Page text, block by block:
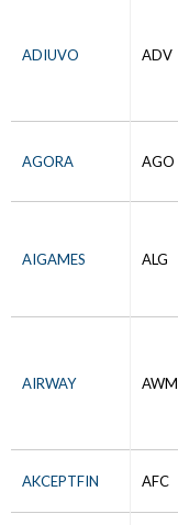
ADIUVO ADV
AGORA AGO
AIGAMES ALG
AIRWAY AWM
AKCEPTFIN AFC